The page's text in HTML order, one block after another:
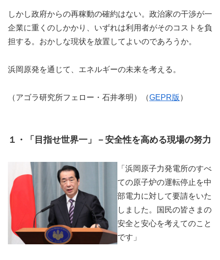
しかし政府からの再稼動の確約はない。政治家の干渉が一
企業に重くのしかかり、いずれは利用者がそのコストを負
担する。おかしな現状を放置してよいのであろうか。
浜岡原発を通じて、エネルギーの未来を考える。
（アゴラ研究所フェロー・石井孝明）（GEPR版 ）
１・「目指せ世界一」－安全性を高める現場の努力
「浜岡原子力発電所のすべ
ての原子炉の運転停止を中
部電力に対して要請をいた
しました。国民の皆さまの
安全と安心を考えてのこと
です」